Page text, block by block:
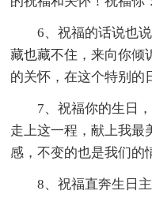
6、祝福的话说也
藏也藏不住，来向你倾
的关怀，在这个特别的
7、祝福你的生日
走上这一程，献上我最
感，不变的也是我们的
8、祝福直奔生日